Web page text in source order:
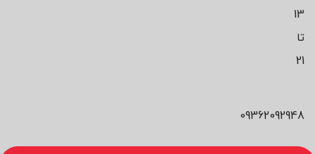
13
تا
21
09362092948